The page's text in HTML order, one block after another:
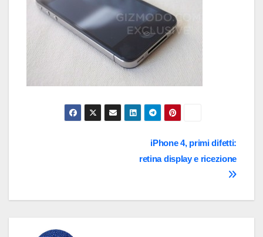
iPhone 4, primi difetti:
retina display e ricezione